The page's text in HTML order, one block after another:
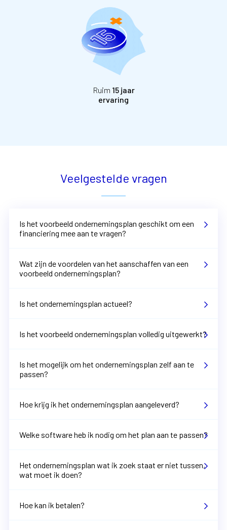
Ruim 15 jaar
ervaring
Veelgestelde vragen
Is het voorbeeld ondernemingsplan geschikt om een
financiering mee aan te vragen?
Wat zijn de voordelen van het aanschaffen van een
voorbeeld ondernemingsplan?
Is het ondernemingsplan actueel?
Is het voorbeeld ondernemingsplan volledig uitgewerkt?
Is het mogelijk om het ondernemingsplan zelf aan te
passen?
Hoe krijg ik het ondernemingsplan aangeleverd?
Welke software heb ik nodig om het plan aan te passen?
Het ondernemingsplan wat ik zoek staat er niet tussen,
wat moet ik doen?
Hoe kan ik betalen?